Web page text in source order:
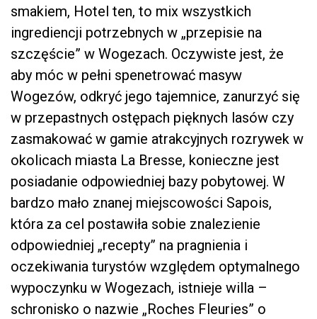
smakiem, Hotel ten, to mix wszystkich
ingrediencji potrzebnych w „przepisie na
szczęście” w Wogezach. Oczywiste jest, że
aby móc w pełni spenetrować masyw
Wogezów, odkryć jego tajemnice, zanurzyć się
w przepastnych ostępach pięknych lasów czy
zasmakować w gamie atrakcyjnych rozrywek w
okolicach miasta La Bresse, konieczne jest
posiadanie odpowiedniej bazy pobytowej. W
bardzo mało znanej miejscowości Sapois,
która za cel postawiła sobie znalezienie
odpowiedniej „recepty” na pragnienia i
oczekiwania turystów względem optymalnego
wypoczynku w Wogezach, istnieje willa –
schronisko o nazwie „Roches Fleuries” o